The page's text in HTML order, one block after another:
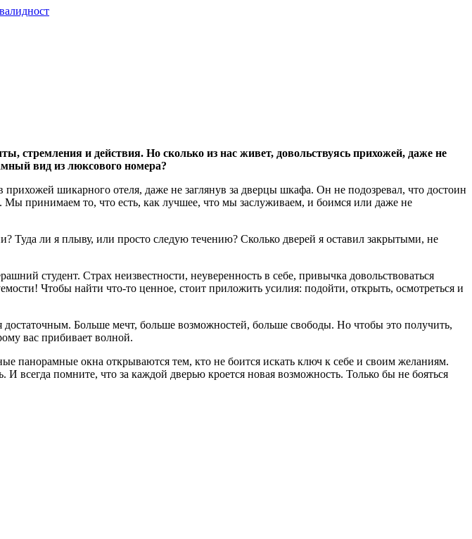
стремления и действия. Но сколько из нас живет, довольствуясь прихожей, даже не
вид из люксового номера?
шикарного отеля, даже не заглянув за дверцы шкафа. Он не подозревал, что достоин
Мы принимаем то, что есть, как лучшее, что мы заслуживаем, и боимся или даже не
Туда ли я плыву, или просто следую течению? Сколько дверей я оставил закрытыми, не
студент. Страх неизвестности, неуверенность в себе, привычка довольствоваться
Чтобы найти что-то ценное, стоит приложить усилия: подойти, открыть, осмотреться и
Больше мечт, больше возможностей, больше свободы. Но чтобы это получить,
вас прибивает волной.
панорамные окна открываются тем, кто не боится искать ключ к себе и своим желаниям.
всегда помните, что за каждой дверью кроется новая возможность. Только бы не бояться